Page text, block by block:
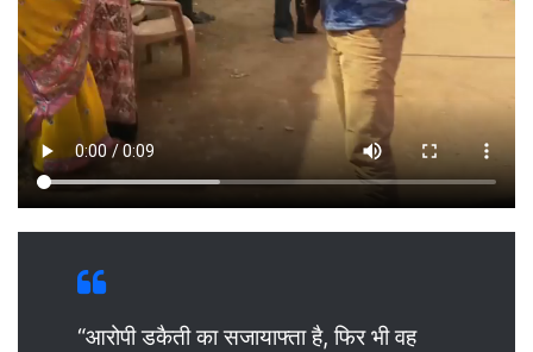
“आरोपी डकैती का सजायाफ्ता है, फिर भी वह